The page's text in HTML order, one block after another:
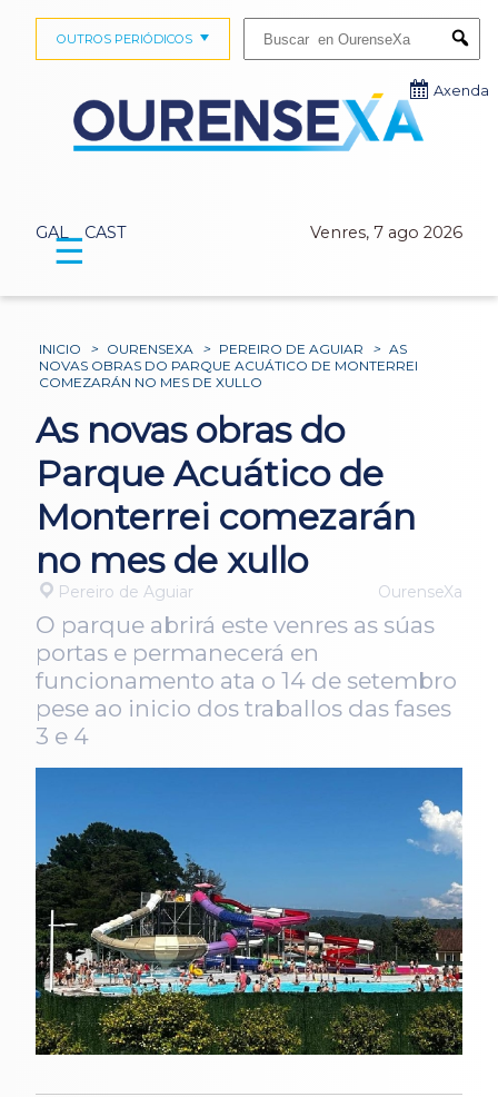
GAL CAST Venres, 7 ago 2026
OUTROS PERIÓDICOS
Axenda
☰
INICIO > OURENSEXA > PEREIRO DE AGUIAR > AS
NOVAS OBRAS DO PARQUE ACUÁTICO DE MONTERREI
COMEZARÁN NO MES DE XULLO
As novas obras do
Parque Acuático de
Monterrei comezarán
no mes de xullo
Pereiro de Aguiar OurenseXa
O parque abrirá este venres as súas
portas e permanecerá en
funcionamento ata o 14 de setembro
pese ao inicio dos traballos das fases
3 e 4